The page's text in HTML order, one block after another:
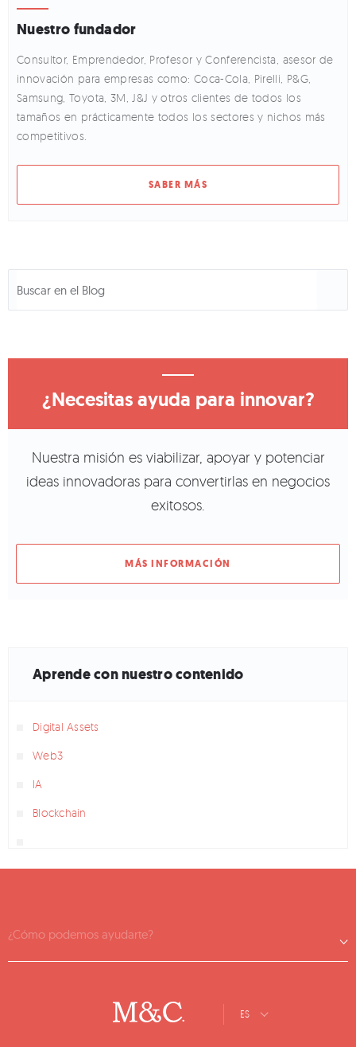
Nuestro fundador
Consultor, Emprendedor, Profesor y Conferencista, asesor de
innovación para empresas como: Coca-Cola, Pirelli, P&G,
Samsung, Toyota, 3M, J&J y otros clientes de todos los
tamaños en prácticamente todos los sectores y nichos más
competitivos.
SABER MÁS
¿Necesitas ayuda para innovar?
Nuestra misión es viabilizar, apoyar y potenciar
ideas innovadoras para convertirlas en negocios
exitosos.
MÁS INFORMACIÓN
Aprende con nuestro contenido
Digital Assets
Web3
IA
Blockchain
¿Cómo podemos ayudarte?
ES